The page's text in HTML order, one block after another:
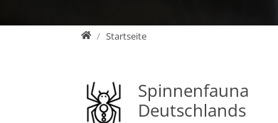
HomeStartseite
Spinnenfauna
Deutschlands